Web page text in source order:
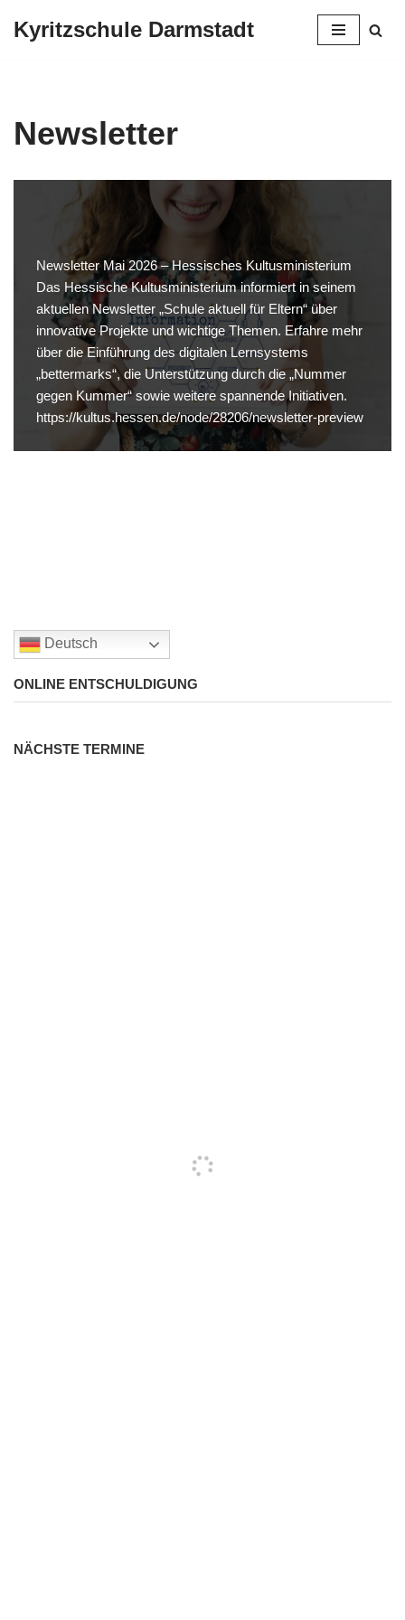
Kyritzschule Darmstadt
Newsletter
Newsletter Mai 2026 – Hessisches Kultusministerium
Das Hessische Kultusministerium informiert in seinem
aktuellen Newsletter „Schule aktuell für Eltern“ über
innovative Projekte und wichtige Themen. Erfahre mehr
über die Einführung des digitalen Lernsystems
„bettermarks“, die Unterstützung durch die „Nummer
gegen Kummer“ sowie weitere spannende Initiativen.
https://kultus.hessen.de/node/28206/newsletter-preview
Deutsch
ONLINE ENTSCHULDIGUNG
NÄCHSTE TERMINE